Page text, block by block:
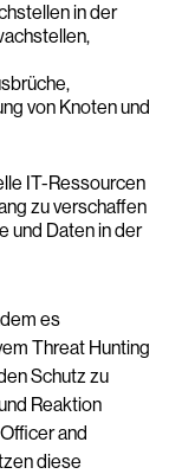
in der
von Knoten und
IT-Ressourcen
zu verschaffen
und Daten in der
es
Threat Hunting
Schutz zu
Reaktion
and
diese